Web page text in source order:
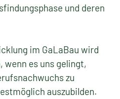
und deren
im GaLaBau wird
wenn es uns gelingt,
zu
auszubilden.